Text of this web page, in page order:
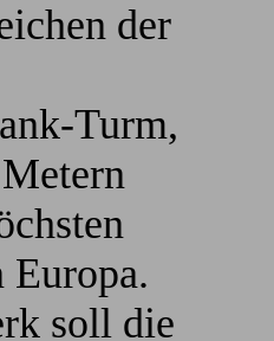
der
Turm,
Europa.
soll die